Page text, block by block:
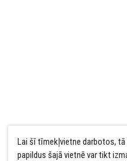
Lai šī tīmekļvietne darbotos,
papildus šajā vietnē var tikt